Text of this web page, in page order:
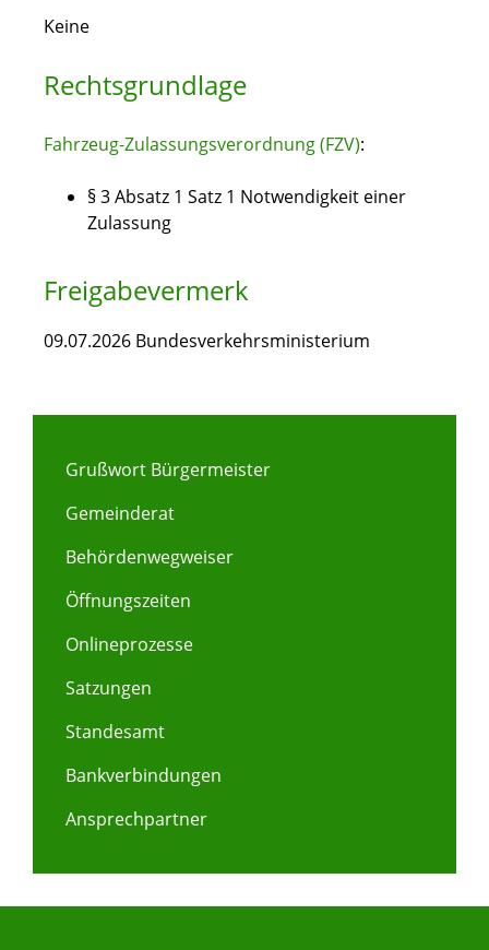
Keine
Rechtsgrundlage
Fahrzeug-Zulassungsverordnung (FZV):
§ 3 Absatz 1 Satz 1 Notwendigkeit einer
Zulassung
Freigabevermerk
09.07.2026 Bundesverkehrsministerium
Grußwort Bürgermeister
Gemeinderat
Behördenwegweiser
Öffnungszeiten
Onlineprozesse
Satzungen
Standesamt
Bankverbindungen
Ansprechpartner